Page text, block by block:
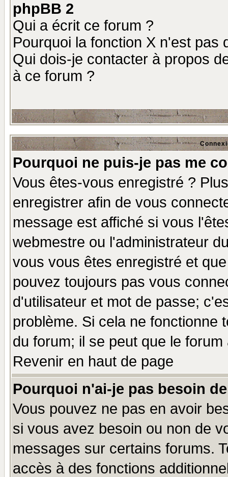
phpBB 2
Qui a écrit ce forum ?
Pourquoi la fonction X n'est pas
Qui dois-je contacter à propos
à ce forum ?
Pourquoi ne puis-je pas me
Vous êtes-vous enregistré ?
enregistrer afin de vous
message est affiché si vous
webmestre ou l'administrateur
vous vous êtes enregistré et
pouvez toujours pas vous
d'utilisateur et mot de passe;
problème. Si cela ne fonctionne
du forum; il se peut que le
Revenir en haut de page
Pourquoi n'ai-je pas besoin
Vous pouvez ne pas en avoir
si vous avez besoin ou non de
messages sur certains forums.
accès à des fonctions